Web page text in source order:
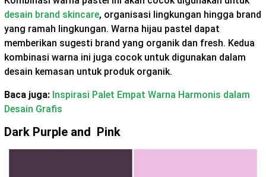
desain brand skincare, organisasi lingkungan hingga brand
yang ramah lingkungan. Warna hijau pastel dapat
memberikan sugesti brand yang organik dan fresh. Kedua
kombinasi warna ini juga cocok untuk digunakan dalam
desain kemasan untuk produk organik.
Baca juga: Inspirasi Palet Empat Warna Harmonis dalam
Desain Grafis
Dark Purple and Pink